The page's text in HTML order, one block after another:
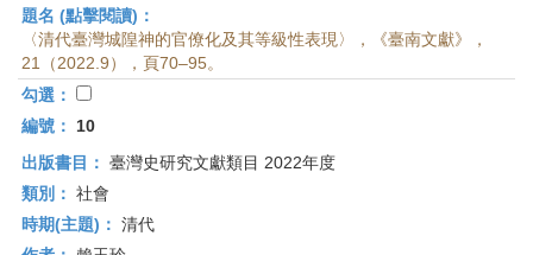
題名 (點擊閱讀)：
〈清代臺灣城隍神的官僚化及其等級性表現〉，《臺南文獻》，
21（2022.9），頁70–95。
勾選：
編號：
10
出版書目： 臺灣史研究文獻類目 2022年度
類別： 社會
時期(主題)： 清代